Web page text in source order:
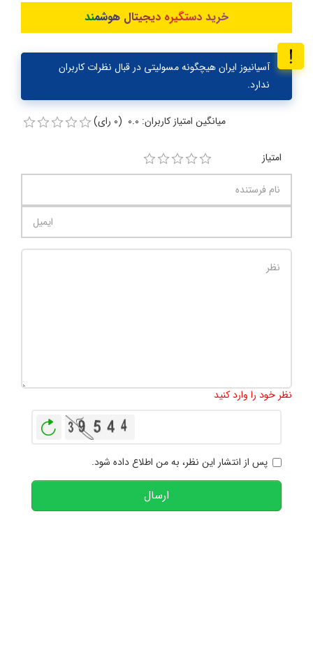
خرید دستگیره دیجیتال هوشمند
آسیانیوز ایران هیچگونه مسولیتی در قبال نظرات کاربران
ندارد.
میانگین امتیاز کاربران: 0.0 (0 رای)
امتیاز
نظر خود را وارد کنید
پس از انتشار این نظر، به من اطلاع داده شود.
ارسال